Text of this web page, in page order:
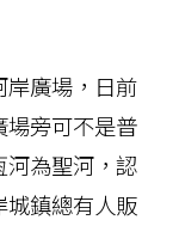
廣場，日前
場旁可不是普
河為聖河，認
城鎮總有人販